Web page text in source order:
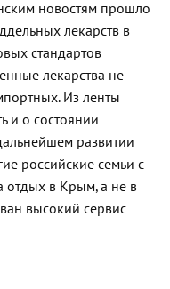
новостям прошло
лекарств в
стандартов
лекарства не
Из ленты
и о состоянии
развитии
российские семьи с
отдых в Крым, а не в
высокий сервис